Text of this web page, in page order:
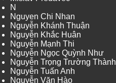
N
Nguyen Chi Nhan
Nguyễn Khánh Thuận
Nguyễn Khắc Huân
Nguyễn Mạnh Thi
Nguyễn Ngọc Quỳnh Như
Nguyễn Trọng Trường Thành
Nguyễn Tuấn Anh
Nguyễn Văn Hào